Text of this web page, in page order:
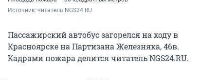
Источник: читатель NGS24.RU
Пассажирский автобус загорелся на ходу в
Красноярске на Партизана Железняка, 46в.
Кадрами пожара делится читатель NGS24.RU.